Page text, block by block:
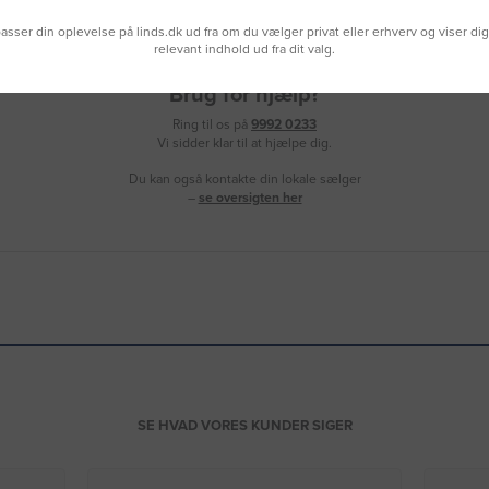
Brug for hjælp?
Ring til os på 9992 0233
Vi sidder klar til at hjælpe dig.
Du kan også kontakte din lokale sælger
– se oversigten her
SE HVAD VORES KUNDER SIGER
din oplevelse på linds.dk ud fra om du vælger privat eller erhverv og viser
relevant indhold ud fra dit valg.